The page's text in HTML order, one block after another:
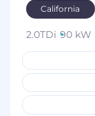
California
2.0TDi 90 kW